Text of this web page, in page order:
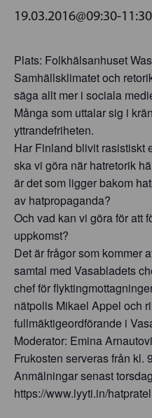
19.03.2016@09:30-11:30
Plats: Folkhälsanhuset
Samhällsklimatet och
säga allt mer i sociala
Många som uttalar sig i
yttrandefriheten.
Har Finland blivit rasistiskt
ska vi göra när hatretorik
är det som ligger bakom
av hatpropaganda?
Och vad kan vi göra för att
uppkomst?
Det är frågor som kommer
samtal med Vasabladets
chef för
nätpolis Mikael Appel och
fullmäktigeordförande i
Moderator: Emina
Frukosten serveras från kl.
Anmälningar senast
https://www.lyyti.in/